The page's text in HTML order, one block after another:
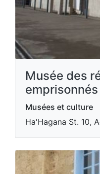
Musée des
emprisonnés
Musées et culture
Ha'Hagana St. 10,